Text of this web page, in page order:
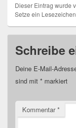
Dieser Eintrag wurde
Setze ein
Schreibe
Deine E-Mail-
sind mit * markiert
Kommentar*